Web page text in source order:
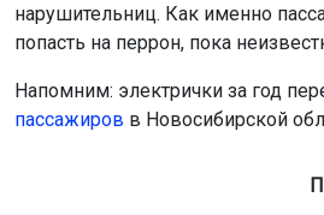
нарушительниц. Как именно
попасть на перрон, пока
Напомним: электрички за год
пассажиров в Новосибирской